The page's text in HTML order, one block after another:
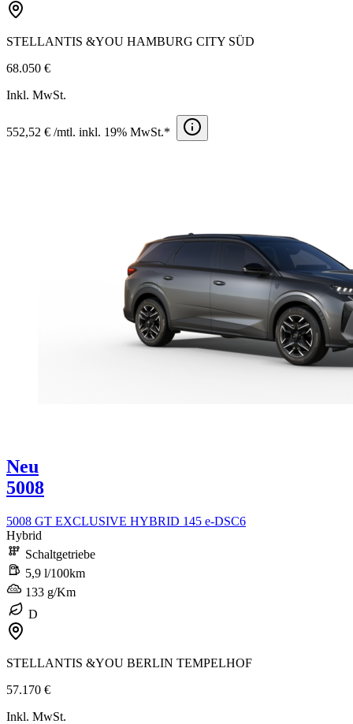
STELLANTIS &YOU HAMBURG CITY SÜD
68.050 €
Inkl. MwSt.
552,52 € /mtl. inkl. 19% MwSt.*
Neu
5008
5008 GT EXCLUSIVE HYBRID 145 e-DSC6
Hybrid
Schaltgetriebe
5,9 l/100km
133 g/Km
D
STELLANTIS &YOU BERLIN TEMPELHOF
57.170 €
Inkl. MwSt.